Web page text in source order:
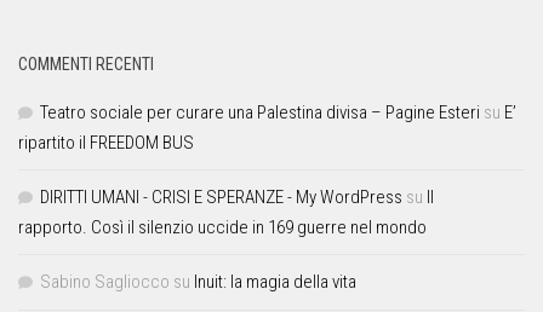
COMMENTI RECENTI
Teatro sociale per curare una Palestina divisa – Pagine Esteri su E’
ripartito il FREEDOM BUS
DIRITTI UMANI - CRISI E SPERANZE - My WordPress su Il
rapporto. Così il silenzio uccide in 169 guerre nel mondo
Sabino Sagliocco su Inuit: la magia della vita